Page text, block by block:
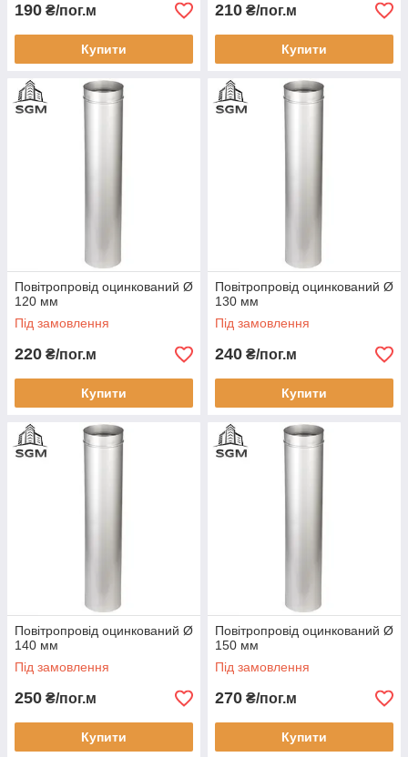
190 ₴/пог.м
Купити
210 ₴/пог.м
Купити
Повітропровід оцинкований Ø
120 мм
Під замовлення
220 ₴/пог.м
Купити
Повітропровід оцинкований Ø
130 мм
Під замовлення
240 ₴/пог.м
Купити
Повітропровід оцинкований Ø
140 мм
Під замовлення
250 ₴/пог.м
Купити
Повітропровід оцинкований Ø
150 мм
Під замовлення
270 ₴/пог.м
Купити